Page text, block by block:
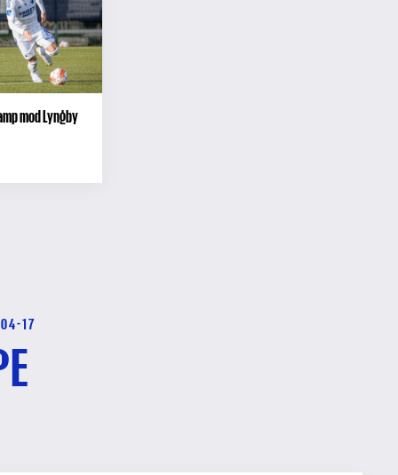
mod Lyngby
04-17